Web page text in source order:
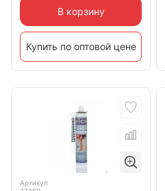
В корзину
Купить по оптовой цене
Артикул